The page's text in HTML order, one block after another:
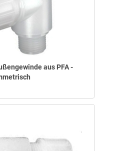
aus PFA -